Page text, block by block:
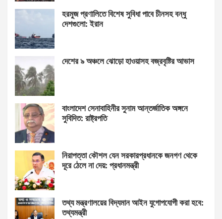
হরমুজ প্রণালিতে বিশেষ সুবিধা পাবে চীনসহ বন্ধু
দেশগুলো: ইরান
দেশের ৯ অঞ্চলে ঝোড়ো হাওয়াসহ বজ্রবৃষ্টির আভাস
বাংলাদেশ সেনাবাহিনীর সুনাম আন্তর্জাতিক অঙ্গনে
সুবিদিত: রাষ্ট্রপতি
নিরাপত্তা কৌশল যেন সরকারপ্রধানকে জনগণ থেকে
দূরে ঠেলে না দেয়: প্রধানমন্ত্রী
তথ্য মন্ত্রণালয়ের বিদ্যমান আইন যুগোপযোগী করা হবে:
তথ্যমন্ত্রী